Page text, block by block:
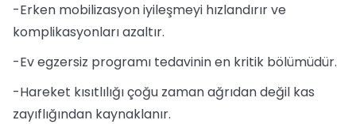
-Erken mobilizasyon iyileşmeyi hızlandırır ve
komplikasyonları azaltır.
-Ev egzersiz programı tedavinin en kritik bölümüdür.
-Hareket kısıtlılığı çoğu zaman ağrıdan değil kas
zayıflığından kaynaklanır.